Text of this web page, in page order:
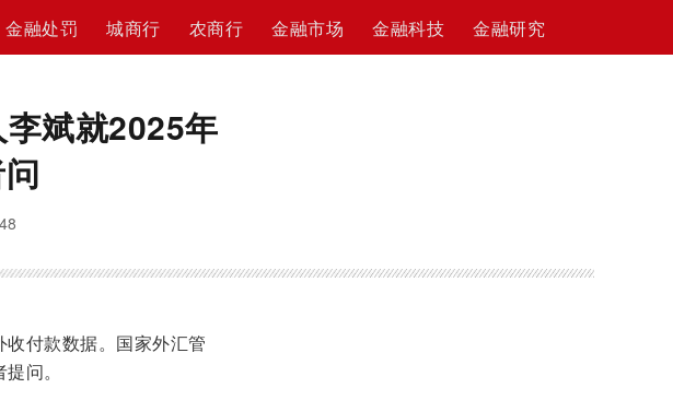
金融处罚 城商行 农商行 金融市场 金融科技 金融研究
斌就2025年
付款数据。国家外汇管
问。